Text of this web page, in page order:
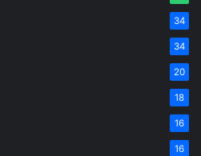
34
34
20
18
16
16